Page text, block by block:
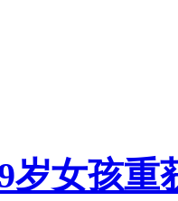
岁女孩重